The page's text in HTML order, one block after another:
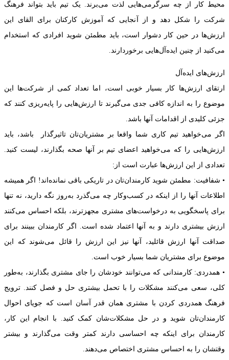
محیط کار از چه سرگرمی‌هایی لذت می‌برند. یک تیم باید بتواند فرهنگ
شرکت را شکل دهد و از آنجایی که آموزش کارکنان برای القای این
ارزش‌ها در حین کار دشوار است، باید مطمئن شوید افرادی که استخدام
می‌کنید از چنین ایده‌آل‌هایی برخوردارند.
ارزش‌های ایده‌آل
ارتقای ارزش‌ها کار بسیار خوبی است، اما تعداد کمی از شرکت‌ها این
موضوع را به اندازه کافی جدی می‌گیرند تا ارزش‌هایی را پایه‌ریزی کنند که
جزئی کلیدی از اقدامات آنها باشد.
اگر می‌خواهید تیم کاری شما واقعا بر مشتریان‌تان تاثیرگذار باشد، باید
ارزش‌هایی را که می‌‌خواهید اعضای تیم بر آنها صحه بگذارند، لیست کنید.
تعدادی از این ارزش‌ها عبارت است از:
• شفافیت: مطمئن شوید کارمندان‌تان در تاریکی باقی نمانده‌اند! اگر همیشه
اطلاعات آنها را از اینکه در کسب‌وکار چه می‌گذرد به‌روز نگه دارید، نه تنها
برای پاسخگویی به درخواست‌های مشتری مجهزترند، بلکه احساس می‌کنند
ارزش بیشتری دارند و به آنها اعتماد شده است. اگر کارمندان ببینند برای
صداقت آنها ارزش قائلید، آنها نیز این ارزش را قائل می‌شوند که این
موضوع برای مشتریان شما بسیار خوب است.
• همدردی: کارمندانی که می‌توانند خودشان را جای مشتری بگذارند، به‌طور
کلی، سعی می‌کنند مشکلات را با تحمل بیشتری حل و فصل کنند. ترویج
فرهنگ همدردی کردن با مشتری همان قدر آسان است که جویای احوال
کارمندان‌تان شوید و در حل مشکلات‌شان کمک کنید. با انجام این کار،
کارمندان برای اینکه چه احساسی دارند کمتر وقت می‌گذارند و بیشتر
وقتشان را به احساس مشتری اختصاص می‌دهند.